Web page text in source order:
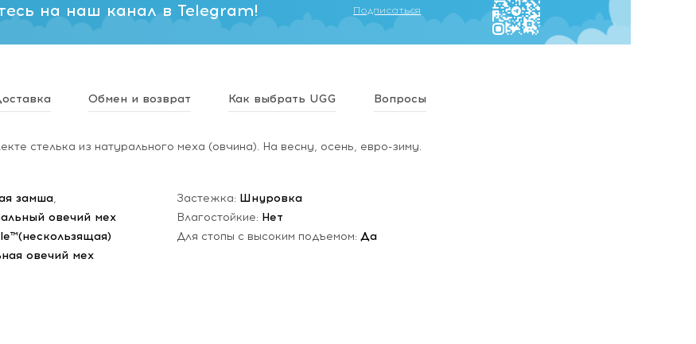
на наш канал в Telegram! Подписаться
Обмен и возврат Как выбрать UGG Вопросы
стелька из натурального меха (овчина). На весну, осень, евро-зиму.
замша,
овечий мех
овечий мех
Застежка: Шнуровка
Влагостойкие: Нет
Для стопы с высоким подъемом: Да